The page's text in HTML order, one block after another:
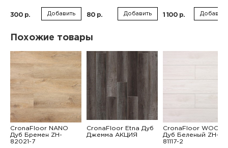
300 р. Добавить 80 р. Добавить 1 100 р. Добавить
Похожие товары
CronaFloor NANO
Дуб Бремен ZH-
82021-7
CronaFloor Etna Дуб
Джемма АКЦИЯ
CronaFloor WOOD
Дуб Беленый ZH-
81117-2